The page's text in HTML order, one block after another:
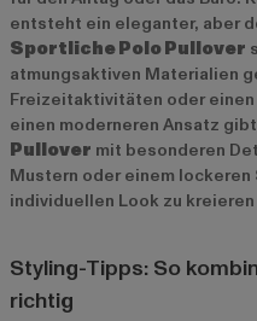
entsteht ein eleganter, aber
Sportliche Polo Pullover
atmungsaktiven Materialien
Freizeitaktivitäten oder
einen moderneren Ansatz
Pullover mit besonderen
Mustern oder einem
individuellen Look zu
Styling-Tipps: So
richtig